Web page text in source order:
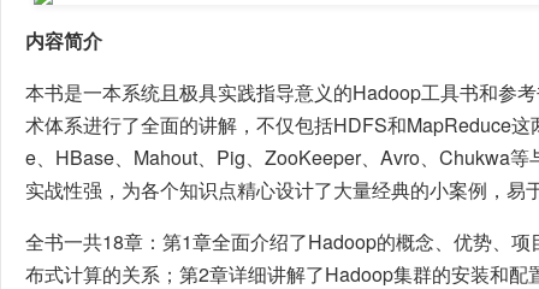
内容简介
本书是一本系统且极具实践指导意义的Hadoop工具书和参
术体系进行了全面的讲解，不仅包括HDFS和MapReduce
e、HBase、Mahout、Pig、ZooKeeper、Avro、Chukwa
实战性强，为各个知识点精心设计了大量经典的小案例，易
全书一共18章：第1章全面介绍了Hadoop的概念、优势、
布式计算的关系；第2章详细讲解了Hadoop集群的安装和